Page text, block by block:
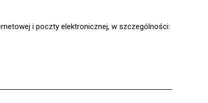
i poczty elektronicznej, w szczególności: